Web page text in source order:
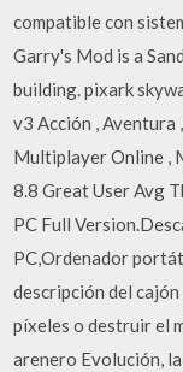
compatible con
Garry's Mod is a
building. pixark
v3 Acción , Aventura
Multiplayer Online ,
8.8 Great User Avg
PC Full
PC,Ordenador
descripción del
píxeles o destruir el
arenero Evolución,